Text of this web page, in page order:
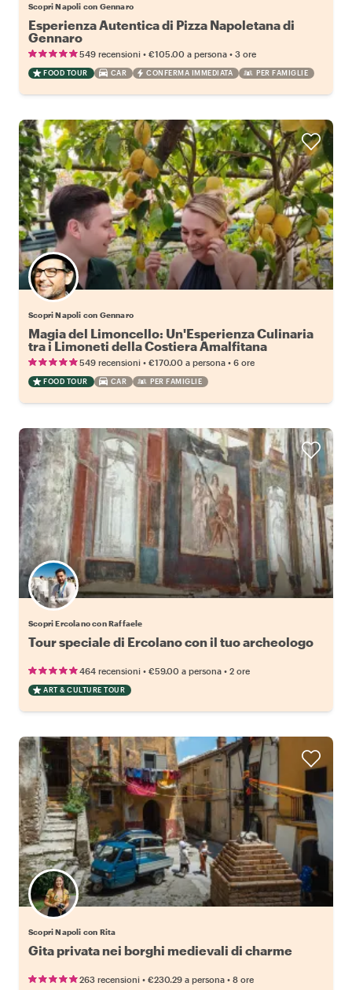
Scopri Napoli con Gennaro
Esperienza Autentica di Pizza Napoletana di
Gennaro
549 recensioni • €105.00 a persona • 3 ore
FOOD TOUR CAR CONFERMA IMMEDIATA PER FAMIGLIE
Scopri Napoli con Gennaro
Magia del Limoncello: Un'Esperienza Culinaria
tra i Limoneti della Costiera Amalfitana
549 recensioni • €170.00 a persona • 6 ore
FOOD TOUR CAR PER FAMIGLIE
Scopri Ercolano con Raffaele
Tour speciale di Ercolano con il tuo archeologo
464 recensioni • €59.00 a persona • 2 ore
ART & CULTURE TOUR
Scopri Napoli con Rita
Gita privata nei borghi medievali di charme
263 recensioni • €230.29 a persona • 8 ore